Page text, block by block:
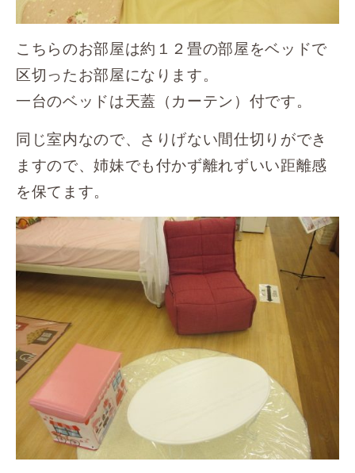
こちらのお部屋は約１２畳の部屋をベッドで
区切ったお部屋になります。
一台のベッドは天蓋（カーテン）付です。
同じ室内なので、さりげない間仕切りができ
ますので、姉妹でも付かず離れずいい距離感
を保てます。